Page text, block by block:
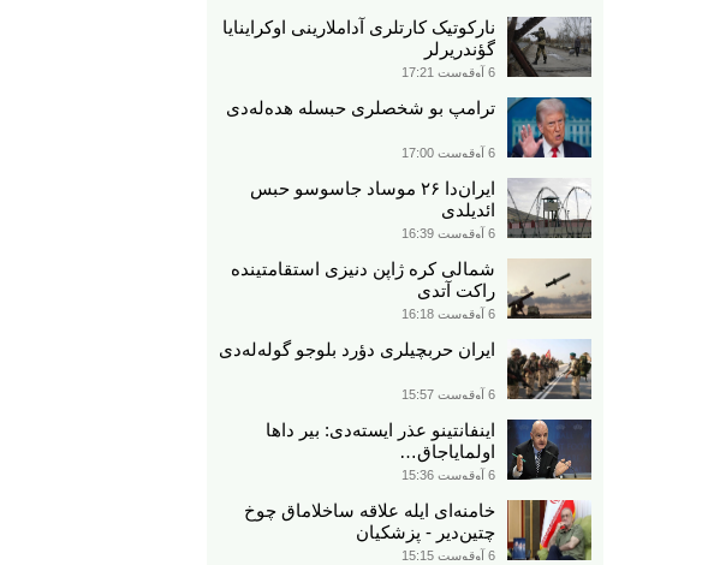
نارکوتیک کارتلری آداملارینی اوکراینایا
گؤندریرلر
6 آوقوست 17:21
ترامپ بو شخصلری حبسله هده‌له‌دی
6 آوقوست 17:00
ایران‌دا ۲۶ موساد جاسوسو حبس
ائدیلدی
6 آوقوست 16:39
شمالی کره ژاپن دنیزی استقامتینده
راکت آتدی
6 آوقوست 16:18
ایران حربچیلری دؤرد بلوجو گوله‌له‌دی
6 آوقوست 15:57
اینفانتینو عذر ایسته‌دی: بیر داها
اولمایاجاق…
6 آوقوست 15:36
خامنه‌ای ایله علاقه ساخلاماق چوخ
چتین‌دیر - پزشکیان
6 آوقوست 15:15